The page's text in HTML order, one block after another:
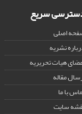
سریع
اصلی
نشریه
هیات تحریریه
مقاله
با ما
سایت